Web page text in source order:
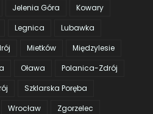
Jelenia Góra
Kowary
Legnica
Lubawka
Mietków
Międzylesie
Oława
Polanica-Zdrój
Szklarska Poręba
Wrocław
Zgorzelec